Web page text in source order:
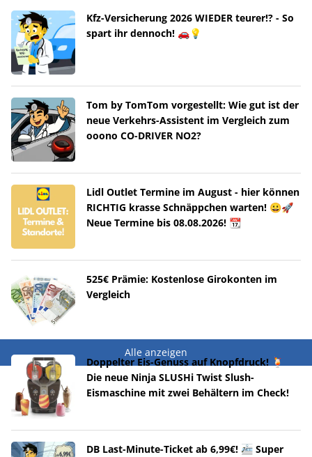
Kfz-Versicherung 2026 WIEDER teurer!? - So
spart ihr dennoch! 🚗💡
Tom by TomTom vorgestellt: Wie gut ist der
neue Verkehrs-Assistent im Vergleich zum
ooono CO-DRIVER NO2?
Lidl Outlet Termine im August - hier können
RICHTIG krasse Schnäppchen warten! 😀🚀
Neue Termine bis 08.08.2026! 📆
525€ Prämie: Kostenlose Girokonten im
Vergleich
Alle anzeigen
Doppelter Eis-Genuss auf Knopfdruck! 🍹
Die neue Ninja SLUSHi Twist Slush-
Eismaschine mit zwei Behältern im Check!
DB Last-Minute-Ticket ab 6,99€! 🚈 Super